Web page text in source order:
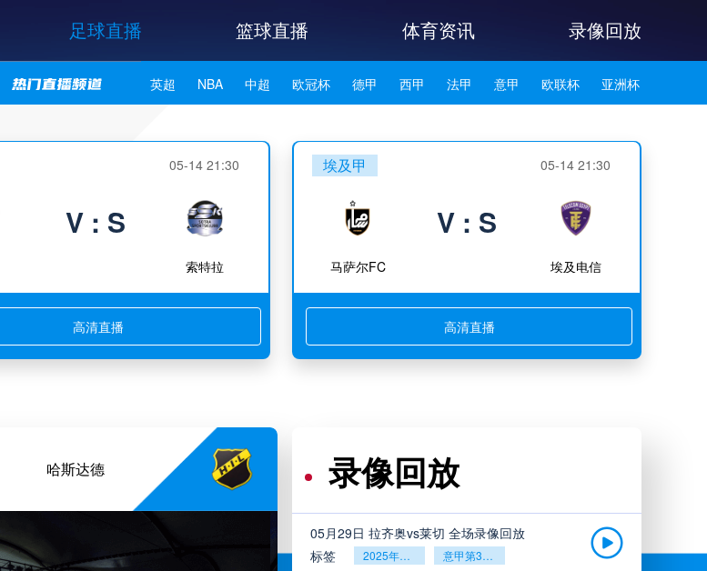
足球直播 篮球直播 体育资讯 录像回放
英超 NBA 中超 欧冠杯 德甲 西甲 法甲 意甲 欧联杯 亚洲杯
05-14 21:30
V : S
索特拉
高清直播
埃及甲 05-14 21:30
马萨尔FC
V : S
埃及电信
高清直播
哈斯达德 录像回放
05月29日 拉齐奥vs莱切 全场录像回放
标签
2025年5月26日 意甲第38轮